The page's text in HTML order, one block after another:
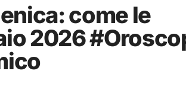
come le
2026